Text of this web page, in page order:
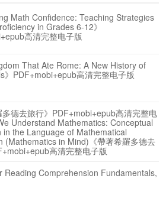
Math Confidence: Teaching Strategies
in Grades 6-12》
高清完整电子版
That Ate Rome: A New History of
》PDF+mobi+epub高清完整电子版
多德去旅行》PDF+mobi+epub高清完整电
Understand Mathematics: Conceptual
in the Language of Mathematical
(Mathematics in Mind)《帶著希羅多德去
高清完整电子版
Reading Comprehension Fundamentals,